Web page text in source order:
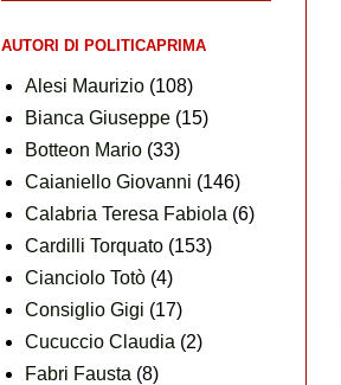
AUTORI DI POLITICAPRIMA
Alesi Maurizio (108)
Bianca Giuseppe (15)
Botteon Mario (33)
Caianiello Giovanni (146)
Calabria Teresa Fabiola (6)
Cardilli Torquato (153)
Cianciolo Totò (4)
Consiglio Gigi (17)
Cucuccio Claudia (2)
Fabri Fausta (8)